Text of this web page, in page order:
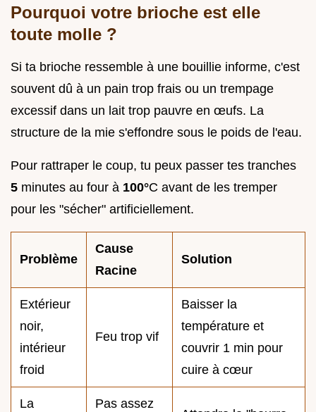
Pourquoi votre brioche est elle
toute molle ?
Si ta brioche ressemble à une bouillie informe, c'est
souvent dû à un pain trop frais ou un trempage
excessif dans un lait trop pauvre en œufs. La
structure de la mie s'effondre sous le poids de l'eau.
Pour rattraper le coup, tu peux passer tes tranches
5 minutes au four à 100°C avant de les tremper
pour les "sécher" artificiellement.
Problème
Cause
Racine
Solution
Extérieur
noir,
intérieur
froid
Feu trop vif
Baisser la
température et
couvrir 1 min pour
cuire à cœur
La
Pas assez